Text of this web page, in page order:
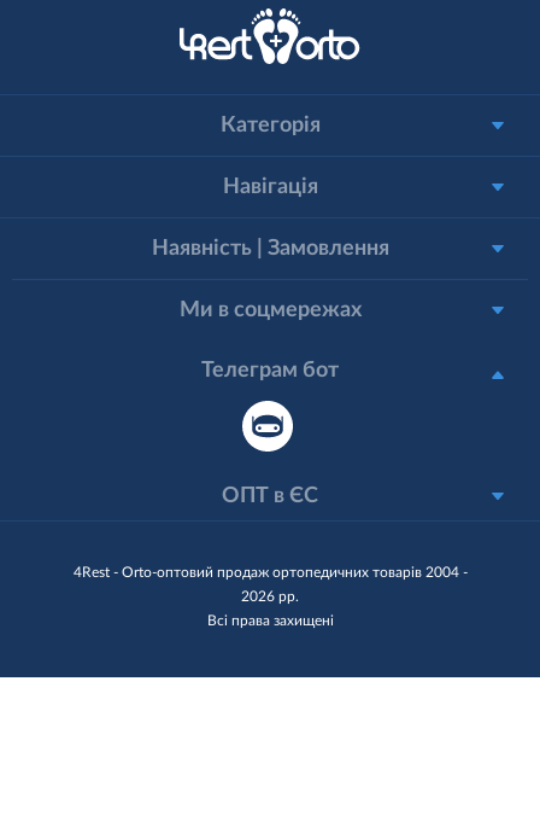
4Rest - Orto-оптовий продаж ортопедичних товарів 2004 -
2026 рр.
Всі права захищені
Категорія
Навігація
Наявність | Замовлення
Ми в соцмережах
Телеграм бот
ОПТ в ЄС